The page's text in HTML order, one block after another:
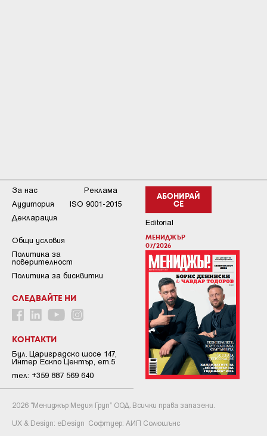
АБОНИРАЙ
СЕ
Editorial
МЕНИДЖЪР
07/2026
За нас
Реклама
Аудитория
ISO 9001-2015
Декларация
Общи условия
Пoлитикa зa
пoвepитeлнocт
Политика за бисквитки
СЛЕДВАЙТЕ НИ
КОНТАКТИ
Бул. Цариградско шосе 147,
Интер Ескпо Център, ет.5
тел: +359 887 569 640
2026 “Мениджър Медия Груп” ООД. Всички права запазени.
UX & Design: eDesign Софтуер: АИП Солюшънс